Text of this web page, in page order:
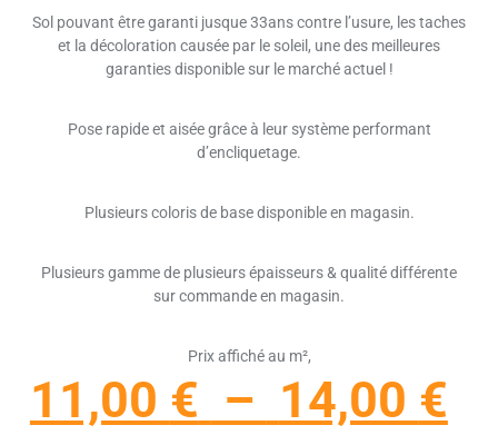
Sol pouvant être garanti jusque 33ans contre l’usure, les taches
et la décoloration causée par le soleil, une des meilleures
garanties disponible sur le marché actuel !
Pose rapide et aisée grâce à leur système performant
d’encliquetage.
Plusieurs coloris de base disponible en magasin.
Plusieurs gamme de plusieurs épaisseurs & qualité différente
sur commande en magasin.
Prix affiché au m²,
11,00 € – 14,00 €